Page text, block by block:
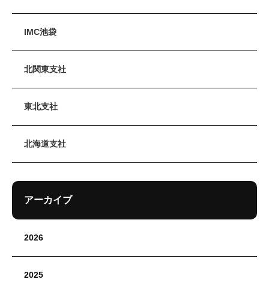
IMC池袋
北関東支社
東北支社
北海道支社
アーカイブ
2026
2025